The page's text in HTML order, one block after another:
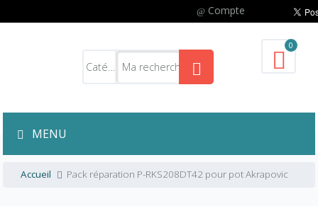
Compte
0
MENU
Accueil Pack réparation P-RKS208DT42 pour pot Akrapovic